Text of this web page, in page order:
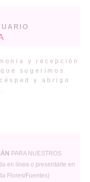
y recepción
sugerimos
y abrigo
PARA NUESTROS
en línea o presentarte en
Flores/Fuentes)